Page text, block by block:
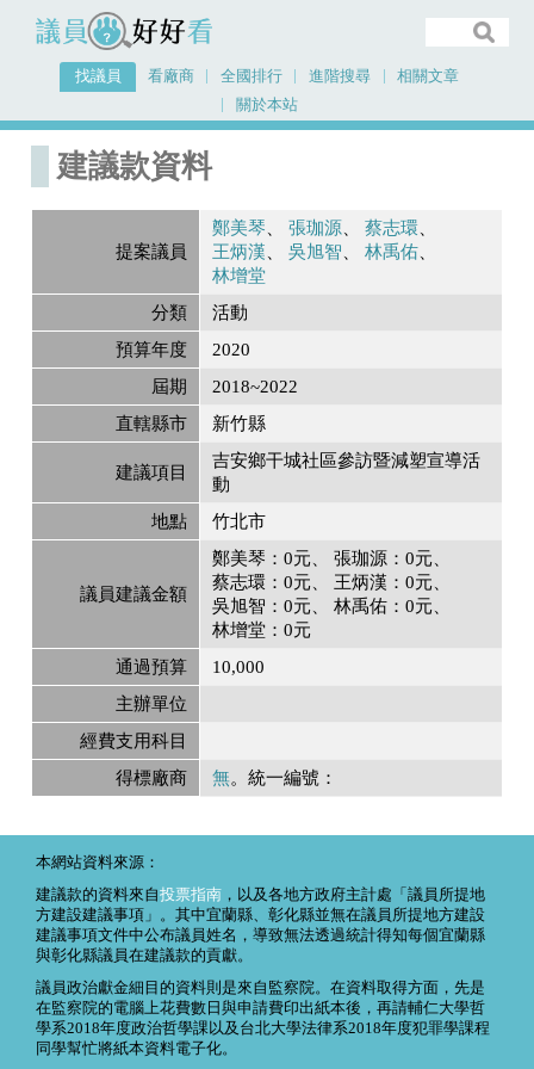
議員好好看
找議員 看廠商 全國排行 進階搜尋
相關文章
關於本站
首頁
建議款資料
提案議員
鄭美琴 張珈源
蔡志環
王炳漢
吳旭智
林禹佑
林增堂
分類
活動
預算年度
2020
屆期
2018~2022
直轄縣市
新竹縣
建議項目
吉安鄉干城社區參訪暨減塑宣導活
動
地點
竹北市
議員建議金額
鄭美琴：0元
張珈源：0元
蔡志環：0元
王炳漢：0元
吳旭智：0元
林禹佑：0元
林增堂：0元
通過預算
10,000
主辦單位
經費支用科目
得標廠商
無。統一編號：
本網站資料來源：
建議款的資料來自投票指南 ，以及各地方政府主計處「議員所提地
方建設建議事項」。其中宜蘭縣、彰化縣並無在議員所提地方建設
建議事項文件中公布議員姓名，導致無法透過統計得知每個宜蘭縣
與彰化縣議員在建議款的貢獻。
議員政治獻金細目的資料則是來自監察院。在資料取得方面，先是
在監察院的電腦上花費數日與申請費印出紙本後，再請輔仁大學哲
學系2018年度政治哲學課以及台北大學法律系2018年度犯罪學課程
同學幫忙將紙本資料電子化。